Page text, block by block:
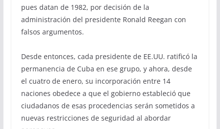
pues datan de 1982, por decisión de la
administración del presidente Ronald Reegan con
falsos argumentos.
Desde entonces, cada presidente de EE.UU. ratificó la
permanencia de Cuba en ese grupo, y ahora, desde
el cuatro de enero, su incorporación entre 14
naciones obedece a que el gobierno estableció que
ciudadanos de esas procedencias serán sometidos a
nuevas restricciones de seguridad al abordar